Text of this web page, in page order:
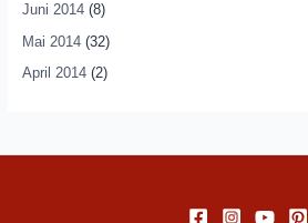
Juni 2014(8)
Mai 2014(32)
April 2014(2)